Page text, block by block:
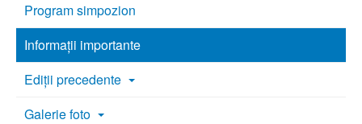
Program simpozion
Informații importante
Ediții precedente
Galerie foto